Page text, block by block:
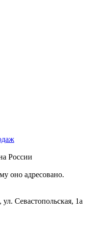
России
оно адресовано.
Севастопольская, 1а